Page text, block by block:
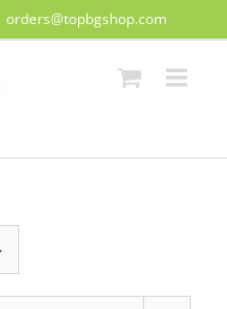
orders@topbgshop.com